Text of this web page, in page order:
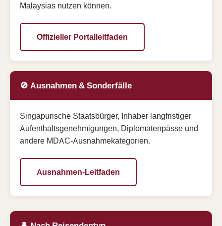
Malaysias nutzen können.
Offizieller Portalleitfaden
🚫 Ausnahmen & Sonderfälle
Singapurische Staatsbürger, Inhaber langfristiger
Aufenthaltsgenehmigungen, Diplomatenpässe und
andere MDAC-Ausnahmekategorien.
Ausnahmen-Leitfaden